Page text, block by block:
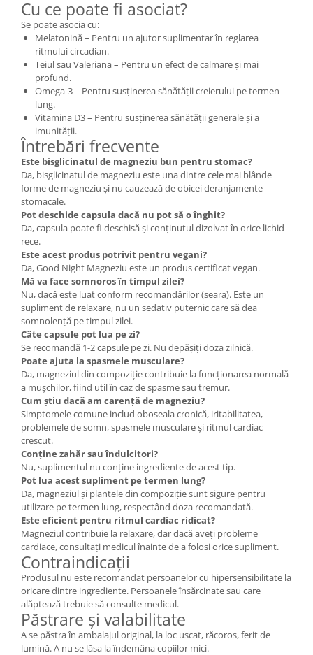
Cu ce poate fi asociat?
Se poate asocia cu:
Melatonină – Pentru un ajutor suplimentar în reglarea
ritmului circadian.
Teiul sau Valeriana – Pentru un efect de calmare și mai
profund.
Omega-3 – Pentru susținerea sănătății creierului pe termen
lung.
Vitamina D3 – Pentru susținerea sănătății generale și a
imunității.
Întrebări frecvente
Este bisglicinatul de magneziu bun pentru stomac?
Da, bisglicinatul de magneziu este una dintre cele mai blânde
forme de magneziu și nu cauzează de obicei deranjamente
stomacale.
Pot deschide capsula dacă nu pot să o înghit?
Da, capsula poate fi deschisă și conținutul dizolvat în orice lichid
rece.
Este acest produs potrivit pentru vegani?
Da, Good Night Magneziu este un produs certificat vegan.
Mă va face somnoros în timpul zilei?
Nu, dacă este luat conform recomandărilor (seara). Este un
supliment de relaxare, nu un sedativ puternic care să dea
somnolență pe timpul zilei.
Câte capsule pot lua pe zi?
Se recomandă 1-2 capsule pe zi. Nu depășiți doza zilnică.
Poate ajuta la spasmele musculare?
Da, magneziul din compoziție contribuie la funcționarea normală
a mușchilor, fiind util în caz de spasme sau tremur.
Cum știu dacă am carență de magneziu?
Simptomele comune includ oboseala cronică, iritabilitatea,
problemele de somn, spasmele musculare și ritmul cardiac
crescut.
Conține zahăr sau îndulcitori?
Nu, suplimentul nu conține ingrediente de acest tip.
Pot lua acest supliment pe termen lung?
Da, magneziul și plantele din compoziție sunt sigure pentru
utilizare pe termen lung, respectând doza recomandată.
Este eficient pentru ritmul cardiac ridicat?
Magneziul contribuie la relaxare, dar dacă aveți probleme
cardiace, consultați medicul înainte de a folosi orice supliment.
Contraindicații
Produsul nu este recomandat persoanelor cu hipersensibilitate la
oricare dintre ingrediente. Persoanele însărcinate sau care
alăptează trebuie să consulte medicul.
Păstrare și valabilitate
A se păstra în ambalajul original, la loc uscat, răcoros, ferit de
lumină. A nu se lăsa la îndemâna copiilor mici.